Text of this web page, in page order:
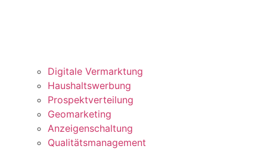
Digitale Vermarktung
Haushaltswerbung
Prospektverteilung
Geomarketing
Anzeigenschaltung
Qualitätsmanagement